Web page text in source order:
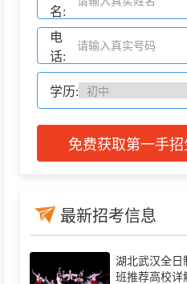
名:
电
话:
学历:
免费获取第一手招
最新招考信息
湖北武汉全日
班推荐高校详